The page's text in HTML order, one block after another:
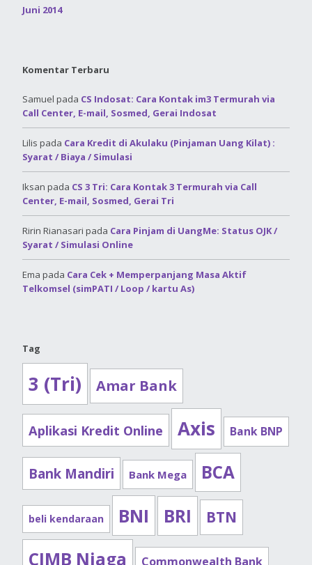
Juni 2014
Komentar Terbaru
Samuel pada CS Indosat: Cara Kontak im3 Termurah via
Call Center, E-mail, Sosmed, Gerai Indosat
Lilis pada Cara Kredit di Akulaku (Pinjaman Uang Kilat) :
Syarat / Biaya / Simulasi
Iksan pada CS 3 Tri: Cara Kontak 3 Termurah via Call
Center, E-mail, Sosmed, Gerai Tri
Ririn Rianasari pada Cara Pinjam di UangMe: Status OJK /
Syarat / Simulasi Online
Ema pada Cara Cek + Memperpanjang Masa Aktif
Telkomsel (simPATI / Loop / kartu As)
Tag
3 (Tri) Amar Bank
Aplikasi Kredit Online Axis Bank BNP
Bank Mandiri Bank Mega BCA
beli kendaraan BNI BRI BTN
CIMB Niaga Commonwealth Bank